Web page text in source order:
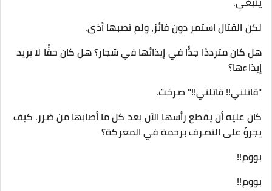
لكن القتال استمر دون فائز، ولم تصبها أذى.
هل كان مترددًا جدًّا في إيذائها في شجار؟ هل كان حقًّا لا يريد
إيذاءها؟
"قاتلني!! قاتلني!!" صرخت.
كان عليه أن يقطع رأسها الآن بعد كل ما أصابها من ضرر. كيف
يجرؤ على التصرف برحمة في المعركة؟
بووم!!
بووم!!